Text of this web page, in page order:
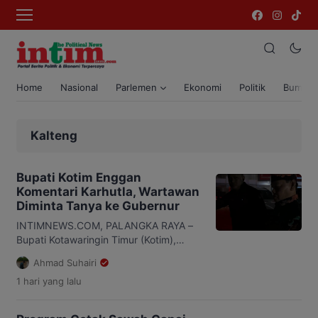
Home Nasional Parlemen Ekonomi Politik Bumi
Kalteng
Bupati Kotim Enggan
Komentari Karhutla, Wartawan
Diminta Tanya ke Gubernur
INTIMNEWS.COM, PALANGKA RAYA –
Bupati Kotawaringin Timur (Kotim),
Halikinnor, menolak memberikan
tanggapan saat dimintai keterangan
mengenai langkah dan target
Ahmad Suhairi
1 hari yang lalu